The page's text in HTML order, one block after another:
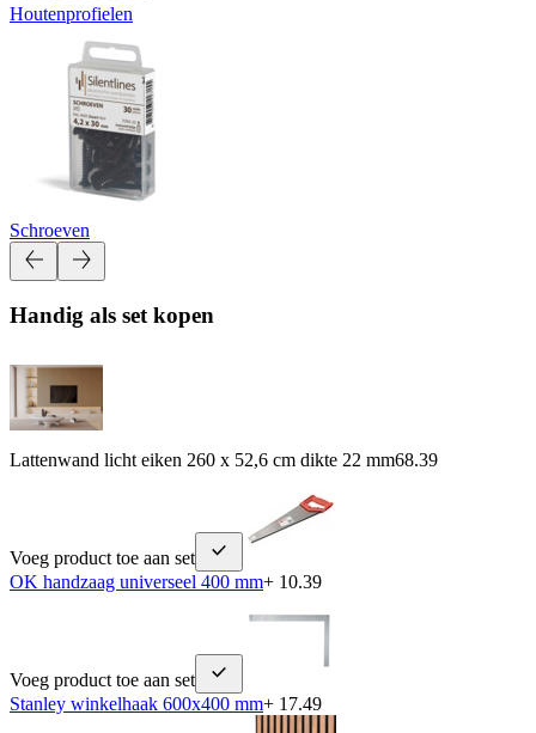
Houtenprofielen
Schroeven
Handig als set kopen
Lattenwand licht eiken 260 x 52,6 cm dikte 22 mm68.39
Voeg product toe aan set
OK handzaag universeel 400 mm+ 10.39
Voeg product toe aan set
Stanley winkelhaak 600x400 mm+ 17.49